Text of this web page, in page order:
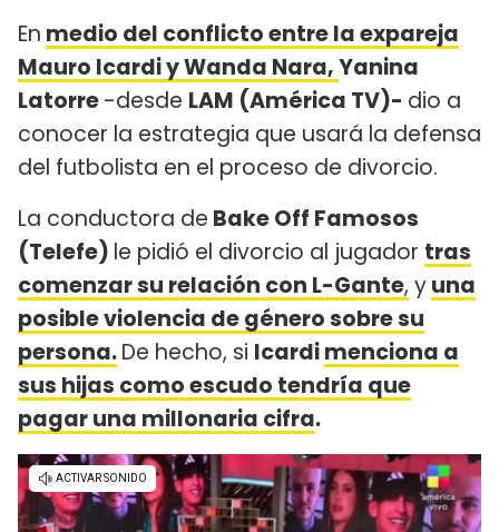
En medio del conflicto entre la expareja
Mauro Icardi y Wanda Nara,Yanina
Latorre-desde LAM (América TV)- dio a
conocer la estrategia que usará la defensa
del futbolista en el proceso de divorcio.
La conductora de Bake Off Famosos
(Telefe) le pidió el divorcio al jugador tras
comenzar su relación con L-Gante, yuna
posible violencia de género sobre su
persona.De hecho, si Icardimenciona a
sus hijas como escudo tendría que
pagar una millonaria cifra.